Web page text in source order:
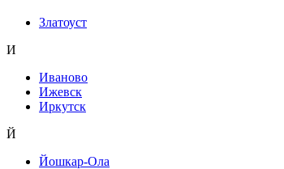
Златоуст
И
Иваново
Ижевск
Иркутск
Й
Йошкар-Ола